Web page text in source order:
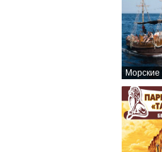
Морские